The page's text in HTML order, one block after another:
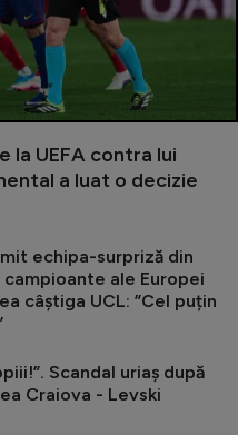
la UEFA contra lui
a luat o decizie
echipa-surpriză din
ale Europei
câștiga UCL: ”Cel puțin
Scandal uriaș după
Craiova - Levski